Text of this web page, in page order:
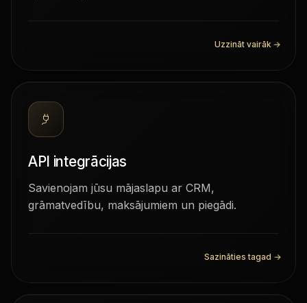
Uzzināt vairāk →
API integrācijas
Savienojam jūsu mājaslapu ar CRM,
grāmatvedību, maksājumiem un piegādi.
Sazināties tagad →